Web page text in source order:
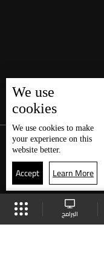
البرامج
We use
cookies
We use cookies to make
your experience on this
website better.
Accept Learn More
البث المباشر